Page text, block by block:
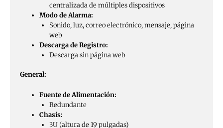
centralizada de múltiples dispositivos
Modo de Alarma:
Sonido, luz, correo electrónico, mensaje, página
web
Descarga de Registro:
Descarga sin página web
General:
Fuente de Alimentación:
Redundante
Chasis:
3U (altura de 19 pulgadas)